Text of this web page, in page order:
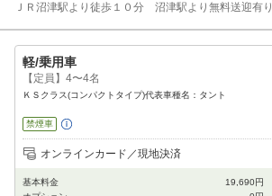
ＪＲ沼津駅より徒歩１０分 沼津駅より無料送迎有り
軽/乗用車
【定員】4〜4名
ＫＳクラス(コンパクトタイプ)代表車種名：タント
禁煙車
追加可能オプション
（次画面で選択ができます）
カーナビ
オンラインカード／現地決済
基本料金 19,690円